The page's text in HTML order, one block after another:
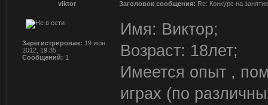
viktor Заголовок сообщения: Re: Конкурс на
Зарегистрирован: 19 июн
2012, 19:35
Сообщений: 1
Имя: Виктор;
Возраст: 18лет;
Имеется опыт ,
играх (по